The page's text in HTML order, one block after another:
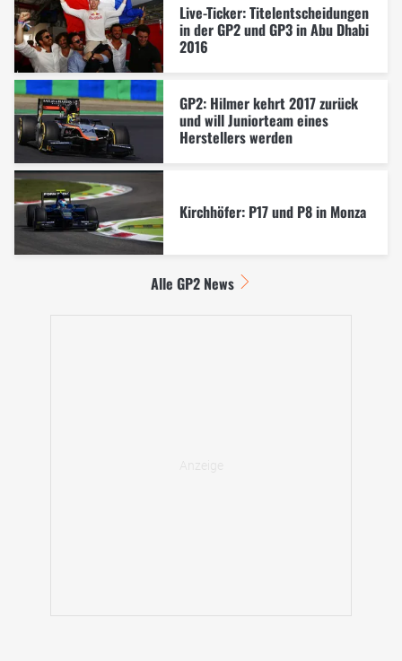
Live-Ticker: Titelentscheidungen
in der GP2 und GP3 in Abu Dhabi
2016
GP2: Hilmer kehrt 2017 zurück
und will Juniorteam eines
Herstellers werden
Kirchhöfer: P17 und P8 in Monza
Alle GP2 News